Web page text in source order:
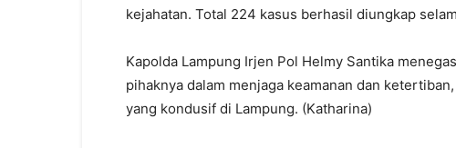
kejahatan. Total 224 kasus berhasil diungkap
Kapolda Lampung Irjen Pol Helmy Santika
pihaknya dalam menjaga keamanan dan
yang kondusif di Lampung. (Katharina)